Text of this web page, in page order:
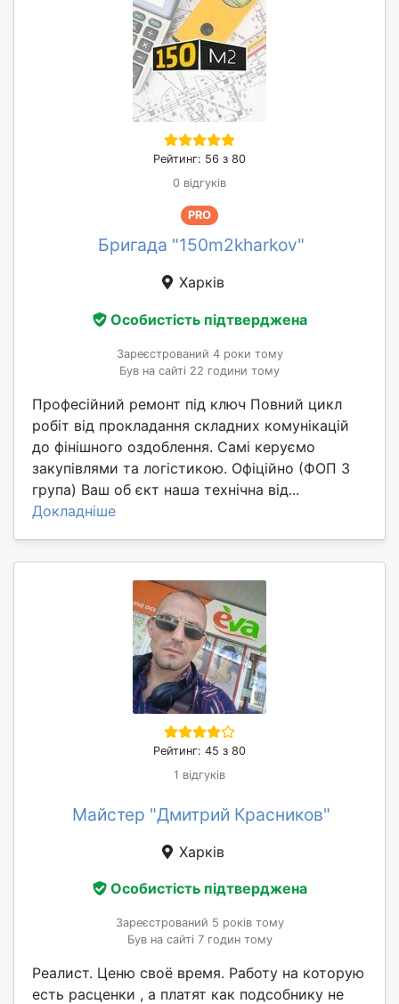
Рейтинг: 56 з 80
0 відгуків
PRO
Бригада "150m2kharkov"
Харків
Особистість підтверджена
Зареєстрований 4 роки тому
Був на сайті 22 години тому
Професійний ремонт під ключ Повний цикл
робіт від прокладання складних комунікацій
до фінішного оздоблення. Самі керуємо
закупівлями та логістикою. Офіційно (ФОП 3
група) Ваш об єкт наша технічна від...
Докладніше
Рейтинг: 45 з 80
1 відгуків
Майстер "Дмитрий Красников"
Харків
Особистість підтверджена
Зареєстрований 5 років тому
Був на сайті 7 годин тому
Реалист. Ценю своё время. Работу на которую
есть расценки , а платят как подсобнику не